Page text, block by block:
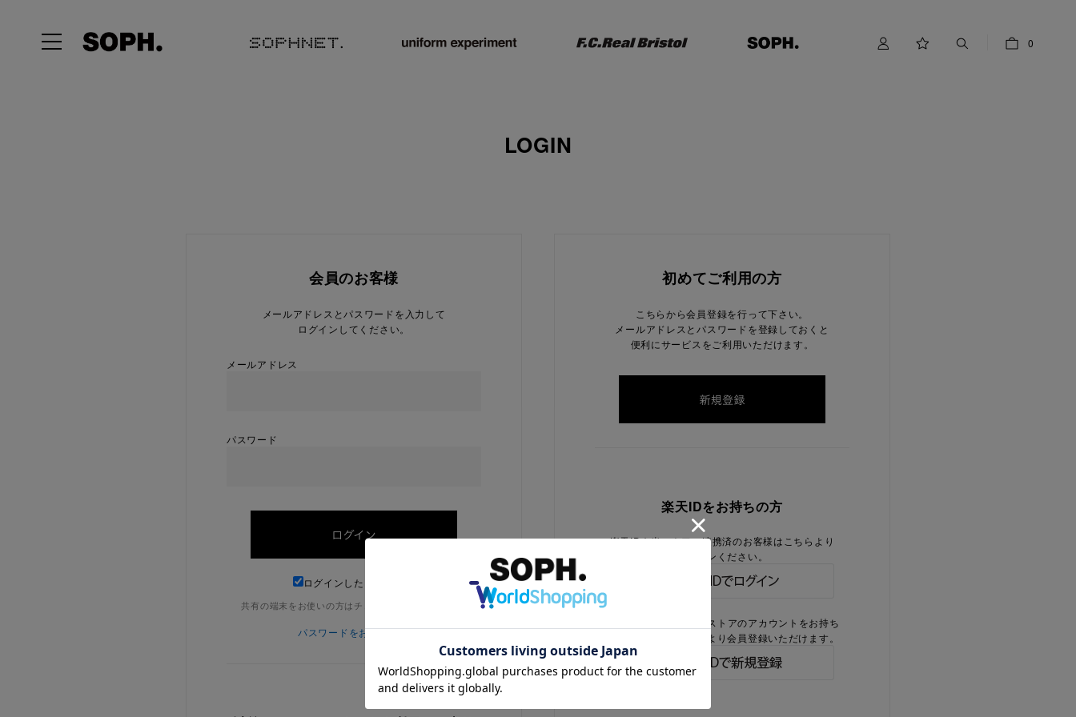
0
LOGIN
会員のお客様
メールアドレスとパスワードを入力して
ログインしてください。
メールアドレス
パスワード
ログインしたままにする
共有の端末をお使いの方はチェックを外してください
パスワードをお忘れの方
初めてご利用の方
こちらから会員登録を行って下さい。
メールアドレスとパスワードを登録しておくと
便利にサービスをご利用いただけます。
楽天IDをお持ちの方
楽天IDを当ストアに連携済のお客様はこちらより
ログインください。
楽天IDをお持ちで、当ストアのアカウントをお持ち
でないお客様はこちらより会員登録いただけます。